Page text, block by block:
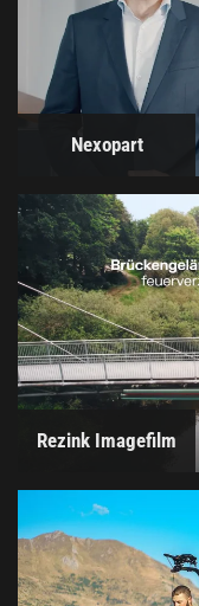
Nexopart
Rezink Imagefilm